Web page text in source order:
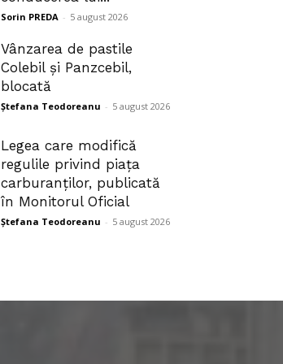
Sorin PREDA - 5 august 2026
Vânzarea de pastile
Colebil și Panzcebil,
blocată
Ștefana Teodoreanu - 5 august 2026
Legea care modifică
regulile privind piața
carburanților, publicată
în Monitorul Oficial
Ștefana Teodoreanu - 5 august 2026